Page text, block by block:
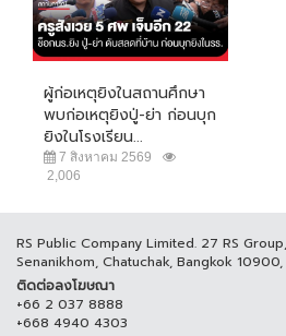
ผู้ก่อเหตุยิงในสถานศึกษา
พบก่อเหตุยิงปู่-ย่า ก่อนบุก
ยิงในโรงเรียน...
7 สิงหาคม 2569
2,006
RS Public Company Limited. 27 RS
Senanikhom, Chatuchak, Bangkok 10900,
ติดต่อลงโฆษณา
+66 2 037 8888
+668 4940 4303